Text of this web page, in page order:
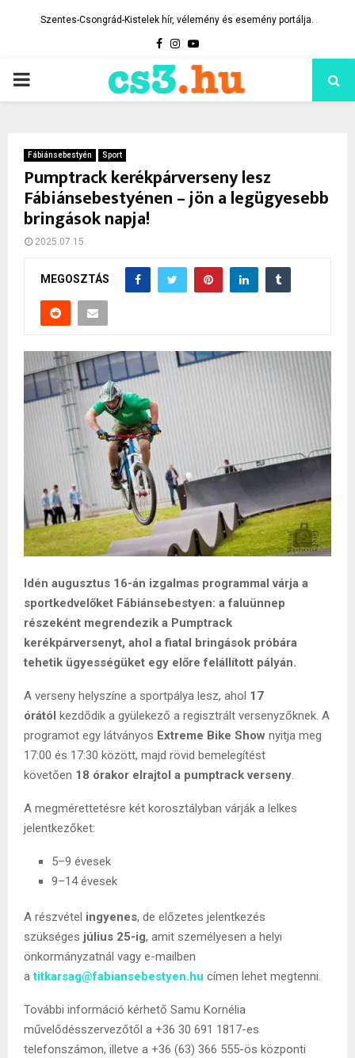
Szentes-Csongrád-Kistelek hír, vélemény és esemény portálja.
Facebook
Instagram
Youtube
PRIMARY
Fábiánsebestyén Sport
Pumptrack kerékpárverseny lesz
Fábiánsebestyénen – jön a legügyesebb
bringások napja!
2025.07.15.
MEGOSZTÁS
Idén augusztus 16-án izgalmas programmal várja a
sportkedvelőket Fábiánsebestyen: a faluünnep
részeként megrendezik a Pumptrack
kerékpárversenyt, ahol a fiatal bringások próbára
tehetik ügyességüket egy előre felállított pályán.
A verseny helyszíne a sportpálya lesz, ahol 17
órától kezdődik a gyülekező a regisztrált versenyzőknek. A
programot egy látványos Extreme Bike Show nyitja meg
17:00 és 17:30 között, majd rövid bemelegítést
követően 18 órakor elrajtol a pumptrack verseny.
A megmérettetésre két korosztályban várják a lelkes
jelentkezőket:
5–9 évesek
9–14 évesek
A részvétel ingyenes, de előzetes jelentkezés
szükséges július 25-ig, amit személyesen a helyi
önkormányzatnál vagy e-mailben
atitkarsag@fabiansebestyen.hu címen lehet megtenni.
További információ kérhető Samu Kornélia
művelődésszervezőtől a +36 30 691 1817-es
telefonszámon, illetve a +36 (63) 366 555-ös központi